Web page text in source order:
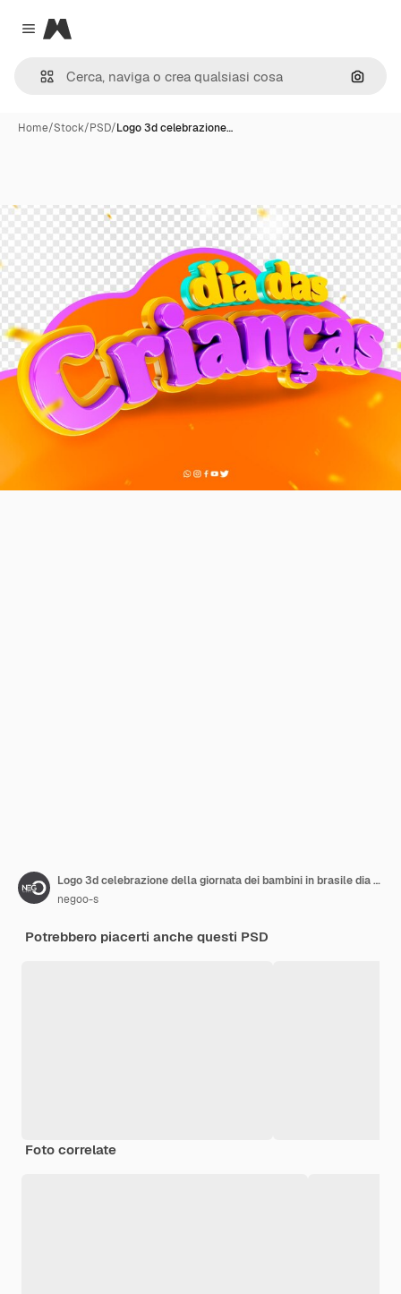
Close menu
Magnific
Cerca
Home/Stock/PSD/Logo 3d celebrazione…
Logo 3d celebrazione della giornata dei bambini in brasile dia das criancas in brasile
negoo-s
Potrebbero piacerti anche questi PSD
Foto correlate